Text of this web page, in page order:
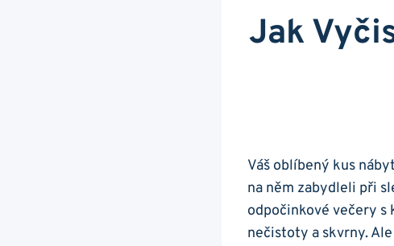
Jak
Váš oblíbený kus
na něm zabydleli při
odpočinkové večery s
nečistoty a skvrny.